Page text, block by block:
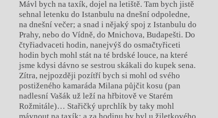
Mávl bych na taxík, dojel na letiště. Tam bych jistě
sehnal letenku do Istanbulu na dnešní odpoledne,
na dnešní večer; a snad i nějaký spoj z Istanbulu do
Prahy, nebo do Vídně, do Mnichova, Budapešti. Do
čtyřiadvaceti hodin, nanejvýš do osmačtyřiceti
hodin bych mohl stát na té brdské louce, na které
jsme kdysi dávno se sestrou skákali do kupek sena.
Zítra, nejpozději pozítří bych si mohl od svého
postiženého kamaráda Milana půjčit kosu (pan
nadlesní Vašák už leží na hřbitově ve Starém
Rožmitále)… Stařičký uprchlík by taky mohl